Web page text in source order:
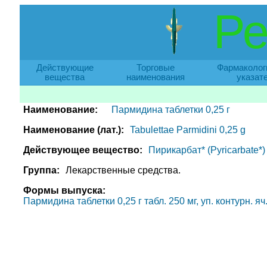
Действующие
вещества
Торговые
наименования
Наименование:
Пармидина таблетки 0,25 г
Наименование (лат.):
Tabulettae Parmidini 0,25 g
Действующее вещество:
Пирикарбат* (Pyricarbate*)
Группа:
Лекарственные средства.
Формы выпуска:
Пармидина таблетки 0,25 г табл. 250 мг, уп. контурн.